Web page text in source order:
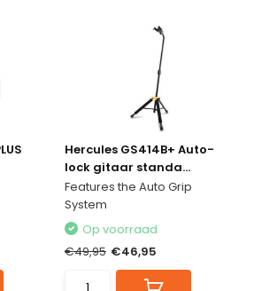
Hercules GS414B+ Auto-
lock gitaar standa...
Features the Auto Grip
System
Op voorraad
€49,95 €46,95